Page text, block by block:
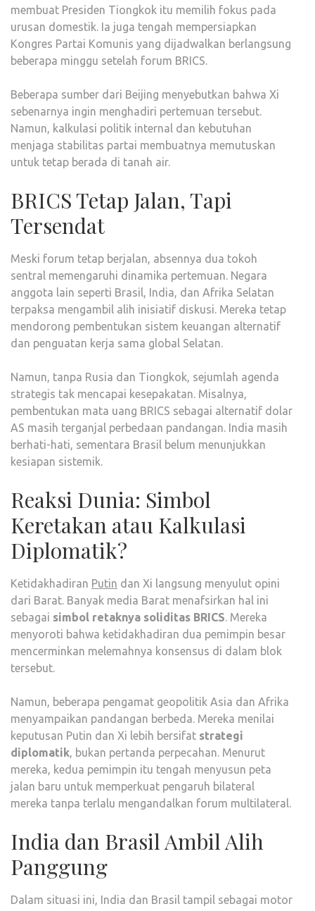
membuat Presiden Tiongkok itu memilih fokus pada
urusan domestik. Ia juga tengah mempersiapkan
Kongres Partai Komunis yang dijadwalkan berlangsung
beberapa minggu setelah forum BRICS.
Beberapa sumber dari Beijing menyebutkan bahwa Xi
sebenarnya ingin menghadiri pertemuan tersebut.
Namun, kalkulasi politik internal dan kebutuhan
menjaga stabilitas partai membuatnya memutuskan
untuk tetap berada di tanah air.
BRICS Tetap Jalan, Tapi
Tersendat
Meski forum tetap berjalan, absennya dua tokoh
sentral memengaruhi dinamika pertemuan. Negara
anggota lain seperti Brasil, India, dan Afrika Selatan
terpaksa mengambil alih inisiatif diskusi. Mereka tetap
mendorong pembentukan sistem keuangan alternatif
dan penguatan kerja sama global Selatan.
Namun, tanpa Rusia dan Tiongkok, sejumlah agenda
strategis tak mencapai kesepakatan. Misalnya,
pembentukan mata uang BRICS sebagai alternatif dolar
AS masih terganjal perbedaan pandangan. India masih
berhati-hati, sementara Brasil belum menunjukkan
kesiapan sistemik.
Reaksi Dunia: Simbol
Keretakan atau Kalkulasi
Diplomatik?
Ketidakhadiran Putin dan Xi langsung menyulut opini
dari Barat. Banyak media Barat menafsirkan hal ini
sebagai simbol retaknya soliditas BRICS. Mereka
menyoroti bahwa ketidakhadiran dua pemimpin besar
mencerminkan melemahnya konsensus di dalam blok
tersebut.
Namun, beberapa pengamat geopolitik Asia dan Afrika
menyampaikan pandangan berbeda. Mereka menilai
keputusan Putin dan Xi lebih bersifat strategi
diplomatik, bukan pertanda perpecahan. Menurut
mereka, kedua pemimpin itu tengah menyusun peta
jalan baru untuk memperkuat pengaruh bilateral
mereka tanpa terlalu mengandalkan forum multilateral.
India dan Brasil Ambil Alih
Panggung
Dalam situasi ini, India dan Brasil tampil sebagai motor